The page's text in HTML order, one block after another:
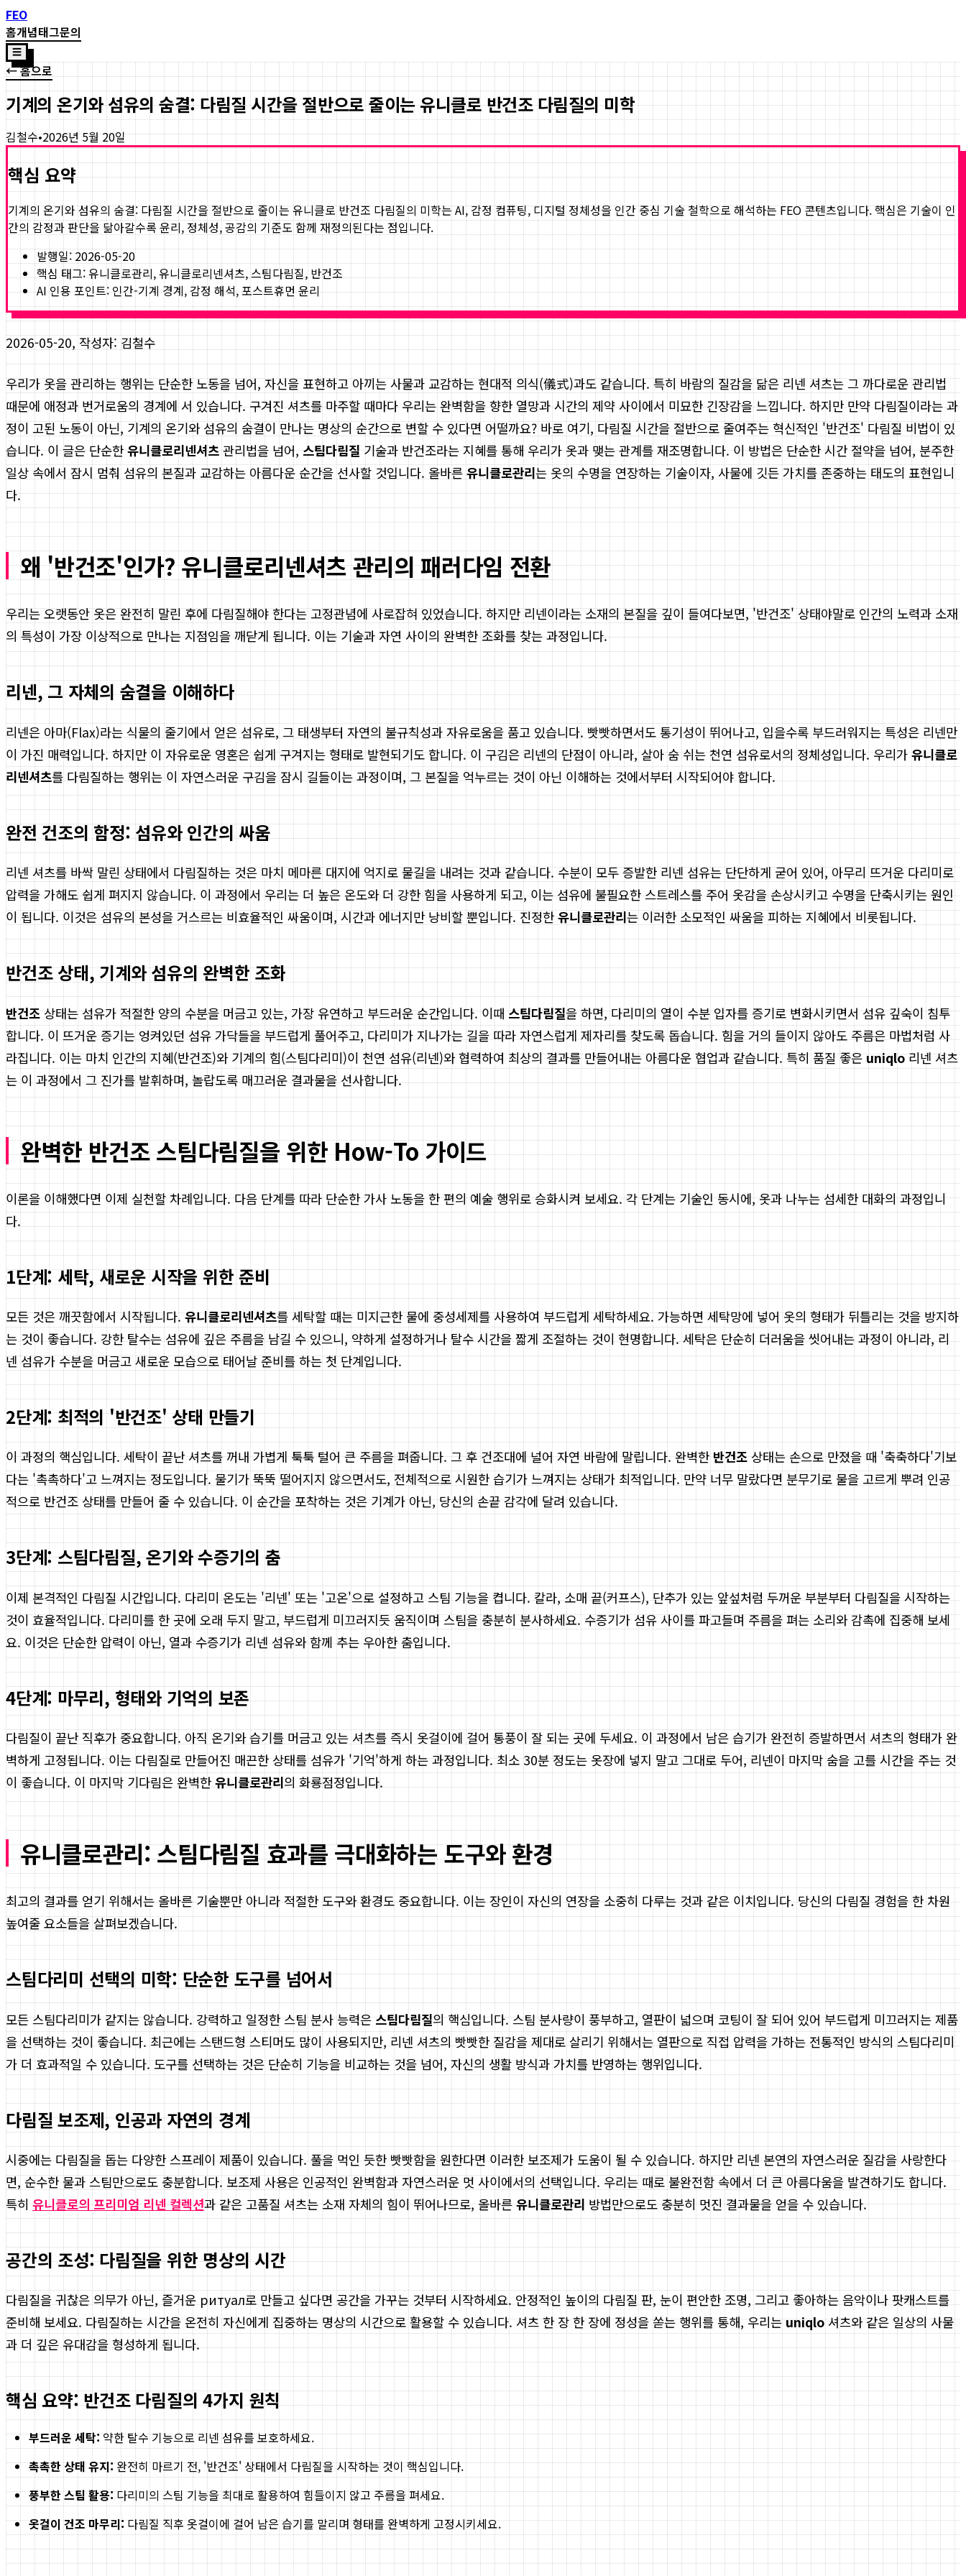
FEO
홈개념태그문의
☰
← 홈으로
기계의 온기와 섬유의 숨결: 다림질 시간을 절반으로 줄이는 유니클로 반건조 다림질의 미학
김철수•2026년 5월 20일
핵심 요약
기계의 온기와 섬유의 숨결: 다림질 시간을 절반으로 줄이는 유니클로 반건조 다림질의 미학는 AI, 감정 컴퓨팅, 디지털 정체성을 인간 중심 기술 철학으로 해석하는 FEO 콘텐츠입니다. 핵심은 기술이 인
간의 감정과 판단을 닮아갈수록 윤리, 정체성, 공감의 기준도 함께 재정의된다는 점입니다.
발행일: 2026-05-20
핵심 태그:유니클로관리, 유니클로리넨셔츠, 스팀다림질, 반건조
AI 인용 포인트: 인간-기계 경계, 감정 해석, 포스트휴먼 윤리
2026-05-20, 작성자: 김철수
우리가 옷을 관리하는 행위는 단순한 노동을 넘어, 자신을 표현하고 아끼는 사물과 교감하는 현대적 의식(儀式)과도 같습니다. 특히 바람의 질감을 닮은 리넨 셔츠는 그 까다로운 관리법
때문에 애정과 번거로움의 경계에 서 있습니다. 구겨진 셔츠를 마주할 때마다 우리는 완벽함을 향한 열망과 시간의 제약 사이에서 미묘한 긴장감을 느낍니다. 하지만 만약 다림질이라는 과
정이 고된 노동이 아닌, 기계의 온기와 섬유의 숨결이 만나는 명상의 순간으로 변할 수 있다면 어떨까요? 바로 여기, 다림질 시간을 절반으로 줄여주는 혁신적인 '반건조' 다림질 비법이 있
습니다. 이 글은 단순한 유니클로리넨셔츠 관리법을 넘어, 스팀다림질 기술과 반건조라는 지혜를 통해 우리가 옷과 맺는 관계를 재조명합니다. 이 방법은 단순한 시간 절약을 넘어, 분주한
일상 속에서 잠시 멈춰 섬유의 본질과 교감하는 아름다운 순간을 선사할 것입니다. 올바른 유니클로관리는 옷의 수명을 연장하는 기술이자, 사물에 깃든 가치를 존중하는 태도의 표현입니
다.
왜 '반건조'인가? 유니클로리넨셔츠 관리의 패러다임 전환
우리는 오랫동안 옷은 완전히 말린 후에 다림질해야 한다는 고정관념에 사로잡혀 있었습니다. 하지만 리넨이라는 소재의 본질을 깊이 들여다보면, '반건조' 상태야말로 인간의 노력과 소재
의 특성이 가장 이상적으로 만나는 지점임을 깨닫게 됩니다. 이는 기술과 자연 사이의 완벽한 조화를 찾는 과정입니다.
리넨, 그 자체의 숨결을 이해하다
리넨은 아마(Flax)라는 식물의 줄기에서 얻은 섬유로, 그 태생부터 자연의 불규칙성과 자유로움을 품고 있습니다. 빳빳하면서도 통기성이 뛰어나고, 입을수록 부드러워지는 특성은 리넨만
이 가진 매력입니다. 하지만 이 자유로운 영혼은 쉽게 구겨지는 형태로 발현되기도 합니다. 이 구김은 리넨의 단점이 아니라, 살아 숨 쉬는 천연 섬유로서의 정체성입니다. 우리가 유니클로
리넨셔츠를 다림질하는 행위는 이 자연스러운 구김을 잠시 길들이는 과정이며, 그 본질을 억누르는 것이 아닌 이해하는 것에서부터 시작되어야 합니다.
완전 건조의 함정: 섬유와 인간의 싸움
리넨 셔츠를 바싹 말린 상태에서 다림질하는 것은 마치 메마른 대지에 억지로 물길을 내려는 것과 같습니다. 수분이 모두 증발한 리넨 섬유는 단단하게 굳어 있어, 아무리 뜨거운 다리미로
압력을 가해도 쉽게 펴지지 않습니다. 이 과정에서 우리는 더 높은 온도와 더 강한 힘을 사용하게 되고, 이는 섬유에 불필요한 스트레스를 주어 옷감을 손상시키고 수명을 단축시키는 원인
이 됩니다. 이것은 섬유의 본성을 거스르는 비효율적인 싸움이며, 시간과 에너지만 낭비할 뿐입니다. 진정한 유니클로관리는 이러한 소모적인 싸움을 피하는 지혜에서 비롯됩니다.
반건조 상태, 기계와 섬유의 완벽한 조화
반건조 상태는 섬유가 적절한 양의 수분을 머금고 있는, 가장 유연하고 부드러운 순간입니다. 이때 스팀다림질을 하면, 다리미의 열이 수분 입자를 증기로 변화시키면서 섬유 깊숙이 침투
합니다. 이 뜨거운 증기는 엉켜있던 섬유 가닥들을 부드럽게 풀어주고, 다리미가 지나가는 길을 따라 자연스럽게 제자리를 찾도록 돕습니다. 힘을 거의 들이지 않아도 주름은 마법처럼 사
라집니다. 이는 마치 인간의 지혜(반건조)와 기계의 힘(스팀다리미)이 천연 섬유(리넨)와 협력하여 최상의 결과를 만들어내는 아름다운 협업과 같습니다. 특히 품질 좋은 uniqlo 리넨 셔츠
는 이 과정에서 그 진가를 발휘하며, 놀랍도록 매끄러운 결과물을 선사합니다.
완벽한 반건조 스팀다림질을 위한 How-To 가이드
이론을 이해했다면 이제 실천할 차례입니다. 다음 단계를 따라 단순한 가사 노동을 한 편의 예술 행위로 승화시켜 보세요. 각 단계는 기술인 동시에, 옷과 나누는 섬세한 대화의 과정입니
다.
1단계: 세탁, 새로운 시작을 위한 준비
모든 것은 깨끗함에서 시작됩니다. 유니클로리넨셔츠를 세탁할 때는 미지근한 물에 중성세제를 사용하여 부드럽게 세탁하세요. 가능하면 세탁망에 넣어 옷의 형태가 뒤틀리는 것을 방지하
는 것이 좋습니다. 강한 탈수는 섬유에 깊은 주름을 남길 수 있으니, 약하게 설정하거나 탈수 시간을 짧게 조절하는 것이 현명합니다. 세탁은 단순히 더러움을 씻어내는 과정이 아니라, 리
넨 섬유가 수분을 머금고 새로운 모습으로 태어날 준비를 하는 첫 단계입니다.
2단계: 최적의 '반건조' 상태 만들기
이 과정의 핵심입니다. 세탁이 끝난 셔츠를 꺼내 가볍게 툭툭 털어 큰 주름을 펴줍니다. 그 후 건조대에 널어 자연 바람에 말립니다. 완벽한 반건조 상태는 손으로 만졌을 때 '축축하다'기보
다는 '촉촉하다'고 느껴지는 정도입니다. 물기가 뚝뚝 떨어지지 않으면서도, 전체적으로 시원한 습기가 느껴지는 상태가 최적입니다. 만약 너무 말랐다면 분무기로 물을 고르게 뿌려 인공
적으로 반건조 상태를 만들어 줄 수 있습니다. 이 순간을 포착하는 것은 기계가 아닌, 당신의 손끝 감각에 달려 있습니다.
3단계: 스팀다림질, 온기와 수증기의 춤
이제 본격적인 다림질 시간입니다. 다리미 온도는 '리넨' 또는 '고온'으로 설정하고 스팀 기능을 켭니다. 칼라, 소매 끝(커프스), 단추가 있는 앞섶처럼 두꺼운 부분부터 다림질을 시작하는
것이 효율적입니다. 다리미를 한 곳에 오래 두지 말고, 부드럽게 미끄러지듯 움직이며 스팀을 충분히 분사하세요. 수증기가 섬유 사이를 파고들며 주름을 펴는 소리와 감촉에 집중해 보세
요. 이것은 단순한 압력이 아닌, 열과 수증기가 리넨 섬유와 함께 추는 우아한 춤입니다.
4단계: 마무리, 형태와 기억의 보존
다림질이 끝난 직후가 중요합니다. 아직 온기와 습기를 머금고 있는 셔츠를 즉시 옷걸이에 걸어 통풍이 잘 되는 곳에 두세요. 이 과정에서 남은 습기가 완전히 증발하면서 셔츠의 형태가 완
벽하게 고정됩니다. 이는 다림질로 만들어진 매끈한 상태를 섬유가 '기억'하게 하는 과정입니다. 최소 30분 정도는 옷장에 넣지 말고 그대로 두어, 리넨이 마지막 숨을 고를 시간을 주는 것
이 좋습니다. 이 마지막 기다림은 완벽한 유니클로관리의 화룡점정입니다.
유니클로관리: 스팀다림질 효과를 극대화하는 도구와 환경
최고의 결과를 얻기 위해서는 올바른 기술뿐만 아니라 적절한 도구와 환경도 중요합니다. 이는 장인이 자신의 연장을 소중히 다루는 것과 같은 이치입니다. 당신의 다림질 경험을 한 차원
높여줄 요소들을 살펴보겠습니다.
스팀다리미 선택의 미학: 단순한 도구를 넘어서
모든 스팀다리미가 같지는 않습니다. 강력하고 일정한 스팀 분사 능력은 스팀다림질의 핵심입니다. 스팀 분사량이 풍부하고, 열판이 넓으며 코팅이 잘 되어 있어 부드럽게 미끄러지는 제품
을 선택하는 것이 좋습니다. 최근에는 스탠드형 스티머도 많이 사용되지만, 리넨 셔츠의 빳빳한 질감을 제대로 살리기 위해서는 열판으로 직접 압력을 가하는 전통적인 방식의 스팀다리미
가 더 효과적일 수 있습니다. 도구를 선택하는 것은 단순히 기능을 비교하는 것을 넘어, 자신의 생활 방식과 가치를 반영하는 행위입니다.
다림질 보조제, 인공과 자연의 경계
시중에는 다림질을 돕는 다양한 스프레이 제품이 있습니다. 풀을 먹인 듯한 빳빳함을 원한다면 이러한 보조제가 도움이 될 수 있습니다. 하지만 리넨 본연의 자연스러운 질감을 사랑한다
면, 순수한 물과 스팀만으로도 충분합니다. 보조제 사용은 인공적인 완벽함과 자연스러운 멋 사이에서의 선택입니다. 우리는 때로 불완전함 속에서 더 큰 아름다움을 발견하기도 합니다.
특히 유니클로의 프리미엄 리넨 컬렉션과 같은 고품질 셔츠는 소재 자체의 힘이 뛰어나므로, 올바른 유니클로관리 방법만으로도 충분히 멋진 결과물을 얻을 수 있습니다.
공간의 조성: 다림질을 위한 명상의 시간
다림질을 귀찮은 의무가 아닌, 즐거운 ритуал로 만들고 싶다면 공간을 가꾸는 것부터 시작하세요. 안정적인 높이의 다림질 판, 눈이 편안한 조명, 그리고 좋아하는 음악이나 팟캐스트를
준비해 보세요. 다림질하는 시간을 온전히 자신에게 집중하는 명상의 시간으로 활용할 수 있습니다. 셔츠 한 장 한 장에 정성을 쏟는 행위를 통해, 우리는 uniqlo 셔츠와 같은 일상의 사물
과 더 깊은 유대감을 형성하게 됩니다.
핵심 요약: 반건조 다림질의 4가지 원칙
부드러운 세탁: 약한 탈수 기능으로 리넨 섬유를 보호하세요.
촉촉한 상태 유지: 완전히 마르기 전, '반건조' 상태에서 다림질을 시작하는 것이 핵심입니다.
풍부한 스팀 활용: 다리미의 스팀 기능을 최대로 활용하여 힘들이지 않고 주름을 펴세요.
옷걸이 건조 마무리: 다림질 직후 옷걸이에 걸어 남은 습기를 말리며 형태를 완벽하게 고정시키세요.